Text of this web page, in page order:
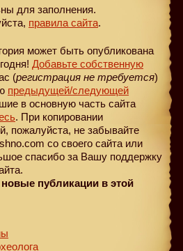
для заполнения.
правила сайта.
может быть опубликована
Добавьте собственную
(регистрация не требуется)
предыдущей/следующей
в основную часть сайта
. При копировании
пожалуйста, не забывайте
со своего сайта или
спасибо за Вашу поддержку
публикации в этой